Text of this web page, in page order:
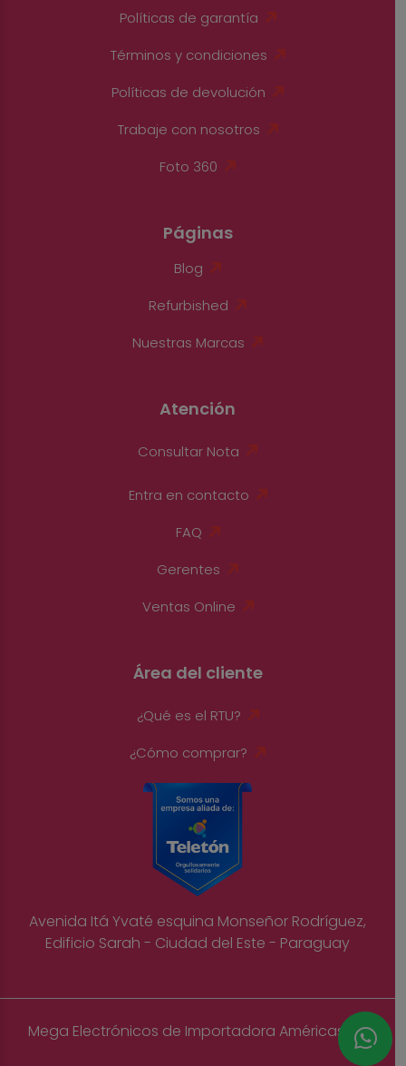
Políticas de garantía
Términos y condiciones
Políticas de devolución
Trabaje con nosotros
Foto 360
Páginas
Blog
Refurbished
Nuestras Marcas
Atención
Consultar Nota
Entra en contacto
FAQ
Gerentes
Ventas Online
Área del cliente
¿Qué es el RTU?
¿Cómo comprar?
Avenida Itá Yvaté esquina Monseñor Rodríguez,
Edificio Sarah - Ciudad del Este - Paraguay
Mega Electrónicos de Importadora Américas S.A